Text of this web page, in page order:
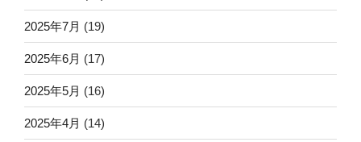
2025年7月 (19)
2025年6月 (17)
2025年5月 (16)
2025年4月 (14)